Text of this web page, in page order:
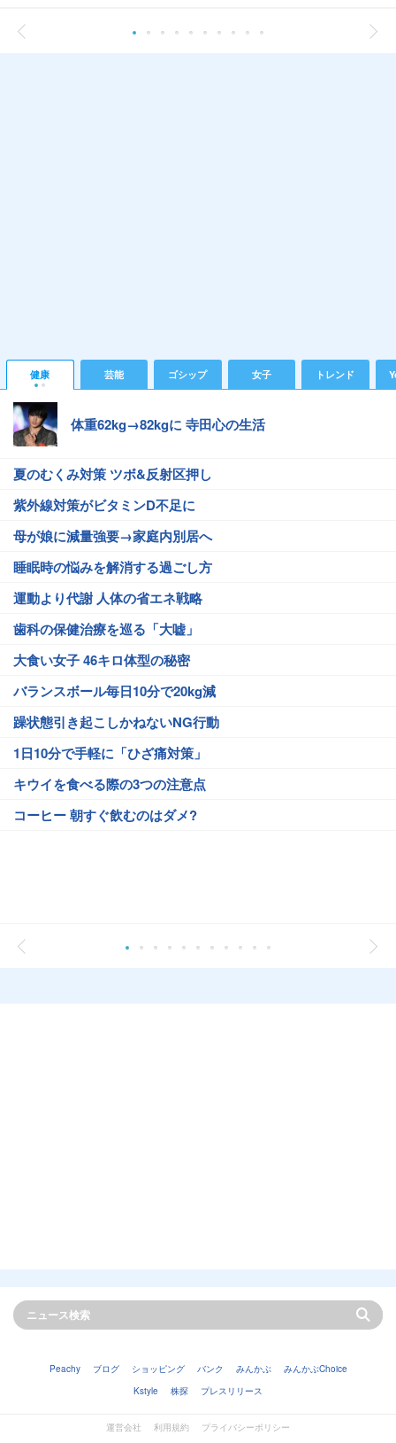
健康 芸能 ゴシップ 女子 トレンド
体重62kg→82kgに 寺田心の生活
夏のむくみ対策 ツボ&反射区押し
紫外線対策がビタミンD不足に
母が娘に減量強要→家庭内別居へ
睡眠時の悩みを解消する過ごし方
運動より代謝 人体の省エネ戦略
歯科の保健治療を巡る「大嘘」
大食い女子 46キロ体型の秘密
バランスボール毎日10分で20kg減
躁状態引き起こしかねないNG行動
1日10分で手軽に「ひざ痛対策」
キウイを食べる際の3つの注意点
コーヒー 朝すぐ飲むのはダメ?
Peachy ブログ ショッピング バンク みんかぶ
みんかぶChoice
Kstyle
株探 プレスリリース
運営会社 利用規約 プライバシーポリシー